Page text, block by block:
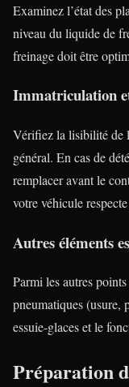
Examinez l’état des
niveau du liquide de
freinage doit être
Immatriculation
Vérifiez la lisibilité de
général. En cas de
remplacer avant le
votre véhicule
Autres éléments
Parmi les autres
pneumatiques (usure,
essuie-glaces et le
Préparation